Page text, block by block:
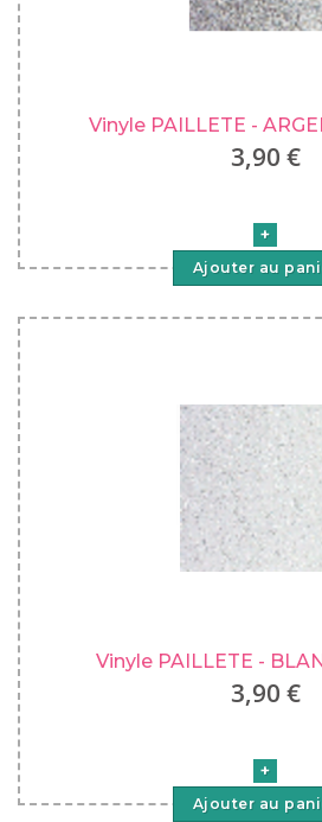
Vinyle PAILLETE -
3,90 €
Ajouter au
Vinyle PAILLETE -
3,90 €
Ajouter au